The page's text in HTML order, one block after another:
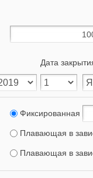
Дата
Фиксированная
Плавающая в
Плавающая в